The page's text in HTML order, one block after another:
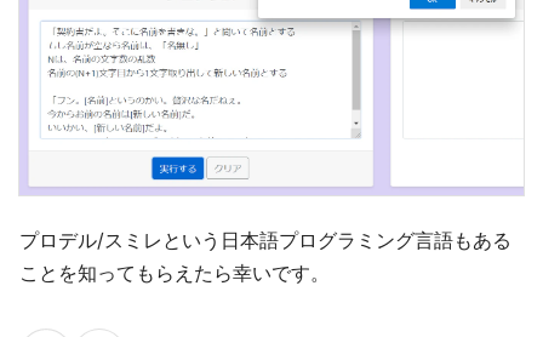
プロデル/スミレという日本語プログラミング言語もある
ことを知ってもらえたら幸いです。